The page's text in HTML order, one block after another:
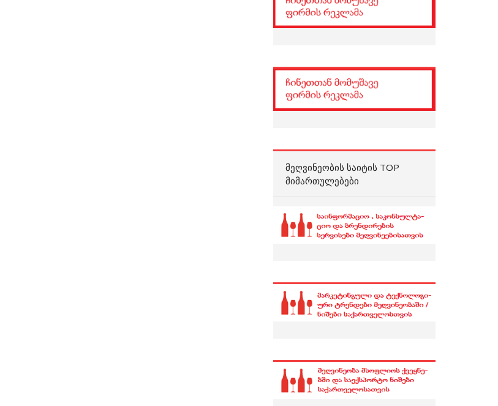
ᲛᲔᲦᲕᲘᲜᲔᲝᲑᲘᲡ ᲡᲐᲘᲢᲘᲡ TOP
ᲛᲘᲛᲐᲠᲗᲣᲚᲔᲑᲔᲑᲘ